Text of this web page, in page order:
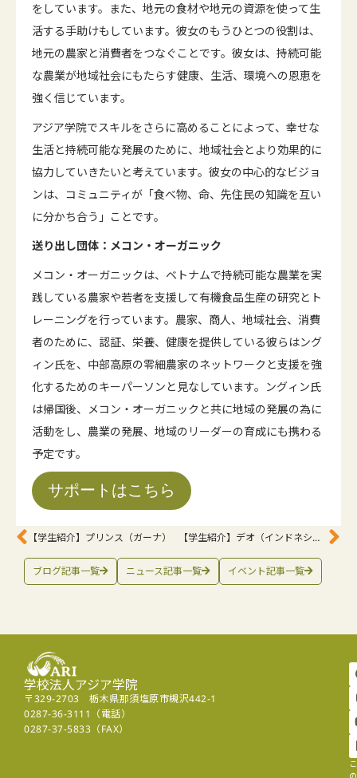
をしています。また、地元の食材や地元の資源を使って生
活する手助けもしています。彼女のもうひとつの役割は、
地元の農家と消費者をつなぐことです。彼女は、持続可能
な農業が地域社会にもたらす健康、生活、環境への恩恵を
強く信じています。
アジア学院でスキルをさらに高めることによって、幸せな
生活と持続可能な発展のために、地域社会とより効果的に
協力していきたいと考えています。彼女の中心的なビジョ
ンは、コミュニティが「食べ物、命、先住民の知識を互い
に分かち合う」ことです。
送り出し団体：メコン・オーガニック
メコン・オーガニックは、ベトナムで持続可能な農業を実
践している農家や若者を支援して有機食品生産の研究とト
レーニングを行っています。農家、商人、地域社会、消費
者のために、認証、栄養、健康を提供している彼らはング
ィン氏を、中部高原の零細農家のネットワークと支援を強
化するためのキーパーソンと見なしています。ングィン氏
は帰国後、メコン・オーガニックと共に地域の発展の為に
活動をし、農業の発展、地域のリーダーの育成にも携わる
予定です。
サポートはこちら
【学生紹介】プリンス（ガーナ） 【学生紹介】デオ（インドネシア）
ブログ記事一覧 ニュース記事一覧 イベント記事一覧
学校法人アジア学院
〒329-2703 栃木県那須塩原市槻沢442-1
0287-36-3111（電話）
0287-37-5833（FAX）
こ
の